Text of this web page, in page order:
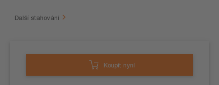
Další stahování
Koupit nyní